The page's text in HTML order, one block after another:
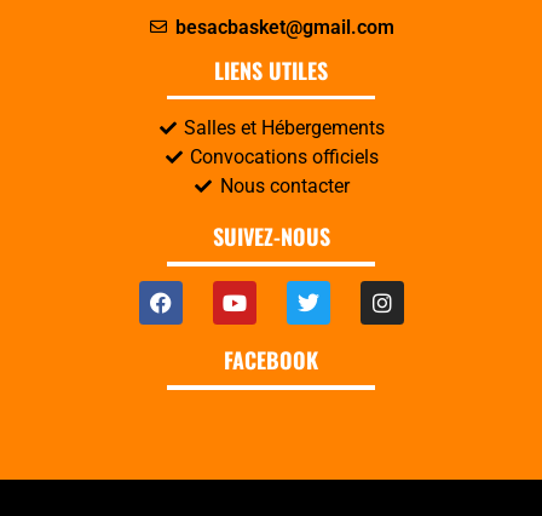
besacbasket@gmail.com
LIENS UTILES
Salles et Hébergements
Convocations officiels
Nous contacter
SUIVEZ-NOUS
FACEBOOK